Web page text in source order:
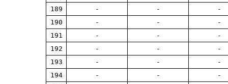
189
- -
-
190
- -
-
191
- -
-
192
- -
-
193
- -
-
194
- -
-